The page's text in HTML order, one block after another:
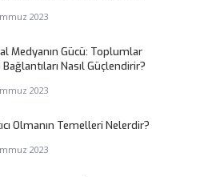
2023
Medyanın Gücü: Toplumlar
Bağlantıları Nasıl Güçlendirir?
2023
Olmanın Temelleri Nelerdir?
2023